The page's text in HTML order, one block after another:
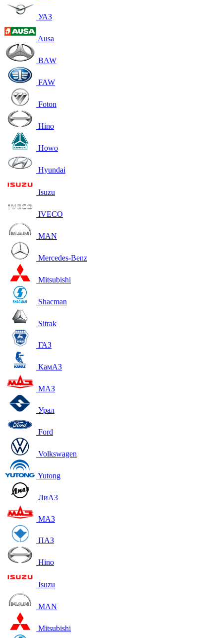
УАЗ
Ausa
BAW
FAW
Foton
Hino
Howo
Hyundai
Isuzu
IVECO
MAN
Mercedes-Benz
Mitsubishi
Shacman
Sitrak
ГАЗ
КамАЗ
МАЗ
Урал
Ford
Volkswagen
Yutong
ЛиАЗ
МАЗ
ПАЗ
Hino
Isuzu
MAN
Mitsubishi